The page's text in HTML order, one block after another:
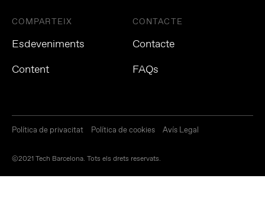
COMPARTEIX
Esdeveniments
Content
CONTACTE
Contacte
FAQs
Política de privacitat Política de cookies Avís Legal
©2021 Tech Barcelona. Tots els drets reservats.